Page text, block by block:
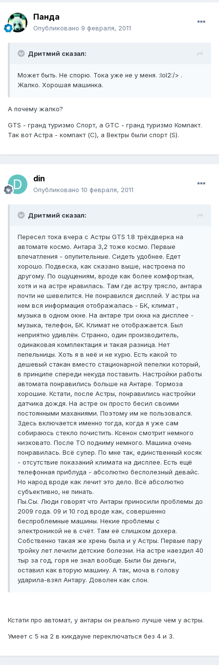
Панда
Опубликовано 9 февраля, 2011
Дритмий сказал:
Может быть. Не спорю. Тока уже не у меня. :lol2:/> .
Жалко. Хорошая машинка.
А почему жалко?
GTS - гранд туризмо Спорт, а GTC - гранд туризмо Компакт.
Так вот Астра - компакт (С), а Вектры были спорт (S).
din
Опубликовано 10 февраля, 2011
Дритмий сказал:
Пересел тока вчера с Астры GTS 1.8 трёхдверка на
автомате космо. Антара 3,2 тоже космо. Первые
впечатления - опупительные. Сидеть удобнее. Едет
хорошо. Подвеска, как сказано выше, настроена по
другому. По ощущениям, вроде как более комфортная,
хотя и на астре нравилась. Там где астру трясло, антара
почти не шевелится. Не понравился дисплей. У астры на
нем вся информация отображалась - БК, климат ,
музыка в одном окне. На антаре три окна на дисплее -
музыка, телефон, БК. Климат не отображается. Был
неприятно удивлён. Странно, один производитель,
одинаковая комплектация и такая разница. Нет
пепельницы. Хоть я в неё и не курю. Есть какой то
дешевый стакан вместо стационарной пепелки который,
в принципе спереди некуда поставить. Настройки работы
автомата понравились больше на Антаре. Тормоза
хорошие. Кстати, после Астры, понравились настройки
датчика дождя. На астре он просто бесил своими
постоянными маханиями. Поэтому им не пользовался.
Здесь включается именно тогда, когда я уже сам
собираюсь стекло почистить. Ксенон смотрит немного
низковато. После ТО подниму немного. Машина очень
понравилась. Всё супер. По мне так, единственный косяк
- отсутствие показаний климата на дисплее. Есть ещё
телефонная приблуда - абсолютно бесполезный девайс.
Но народ вроде как лечит это дело. Всё абсолютно
субъективно, не пинать.
Пы.Сы. Люди говорят что Антары приносили проблемы до
2009 года. 09 и 10 год вроде как, совершенно
беспроблемные машины. Некие проблемы с
электроникой не в счёт. Там её слишком дохера.
Собственно такая же хрень была и у Астры. Первые пару
тройку лет лечили детские болезни. На астре наездил 40
тыр за год, горя не знал вообще. Были бы деньги,
оставил как вторую машину. А так, моча в голову
ударила-взял Антару. Доволен как слон.
Кстати про автомат, у антары он реально лучше чем у астры.
Умеет с 5 на 2 в кикдауне переключаться без 4 и 3.